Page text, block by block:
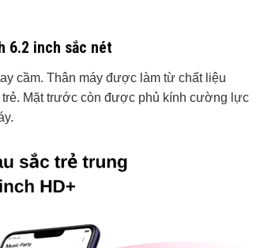
6.2 inch sắc nét
cầm. Thân máy được làm từ chất liệu
Mặt trước còn được phủ kính cường lực